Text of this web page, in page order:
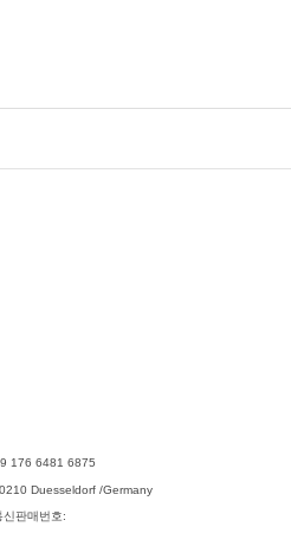
176 6481 6875
Duesseldorf /Germany
판매번호: